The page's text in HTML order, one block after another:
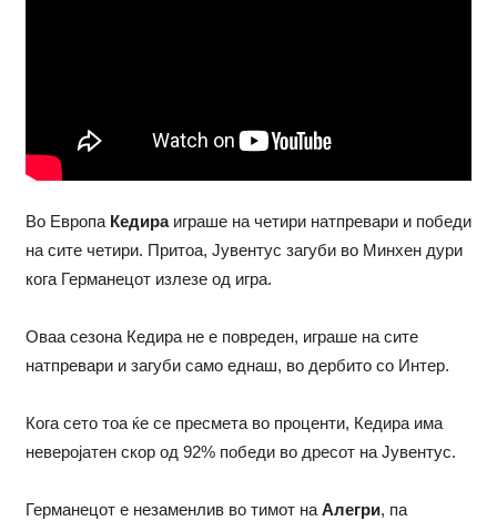
Во Европа Кедираиграше на четири натпревари и победи
на сите четири. Притоа, Јувентус загуби во Минхен дури
кога Германецот излезе од игра.
Оваа сезона Кедира не е повреден, играше на сите
натпревари и загуби само еднаш, во дербито со Интер.
Кога сето тоа ќе се пресмета во проценти, Кедира има
неверојатен скор од 92% победи во дресот на Јувентус.
Германецот е незаменлив во тимот на Алегри, па